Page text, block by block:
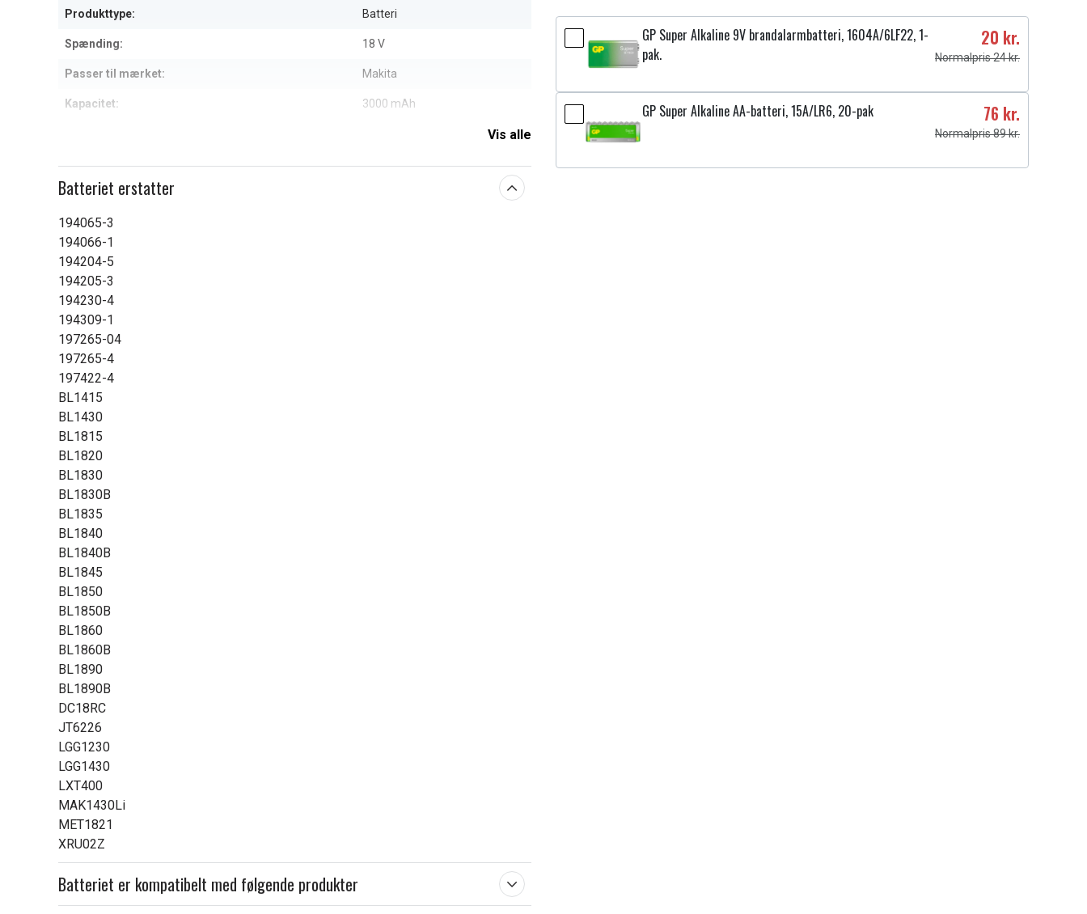
Produkttype: Batteri
Spænding: 18 V
Passer til mærket: Makita
Kapacitet: 3000 mAh
Vis alle
Batteriet erstatter
194065-3
194066-1
194204-5
194205-3
194230-4
194309-1
197265-04
197265-4
197422-4
BL1415
BL1430
BL1815
BL1820
BL1830
BL1830B
BL1835
BL1840
BL1840B
BL1845
BL1850
BL1850B
BL1860
BL1860B
BL1890
BL1890B
DC18RC
JT6226
LGG1230
LGG1430
LXT400
MAK1430Li
MET1821
XRU02Z
Batteriet er kompatibelt med følgende produkter
GP Super Alkaline 9V brandalarmbatteri, 1604A/6LF22, 1-
pak.
20 kr.
Normalpris 24 kr.
GP Super Alkaline AA-batteri, 15A/LR6, 20-pak 76 kr.
Normalpris 89 kr.